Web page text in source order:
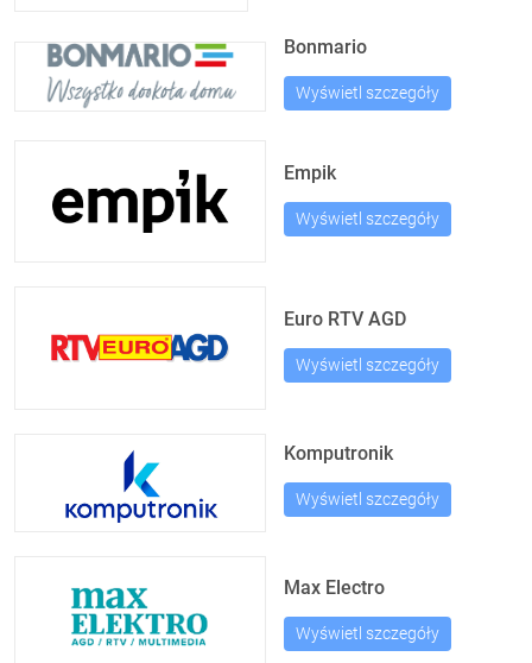
Bonmario
Wyświetl szczegóły
Empik
Wyświetl szczegóły
Euro RTV AGD
Wyświetl szczegóły
Komputronik
Wyświetl szczegóły
Max Electro
Wyświetl szczegóły